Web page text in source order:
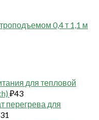
0,4 т 1,1 м
для тепловой
₽43
перегрева для